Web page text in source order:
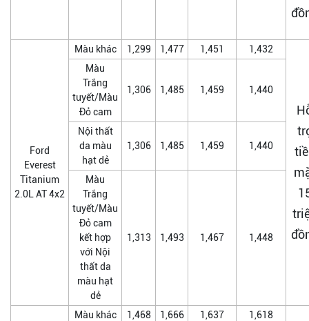
Ford
Everest
Titanium
2.0L AT 4x2
Màu khác 1,299 1,477 1,451 1,432
Màu
Trắng
tuyết/Màu
Đỏ cam
1,306 1,485 1,459 1,440
Nội thất
da màu
hạt dẻ
1,306 1,485 1,459 1,440
Màu
Trắng
tuyết/Màu
Đỏ cam
kết hợp
với Nội
thất da
màu hạt
dẻ
1,313 1,493 1,467 1,448
Màu khác 1,468 1,666 1,637 1,618